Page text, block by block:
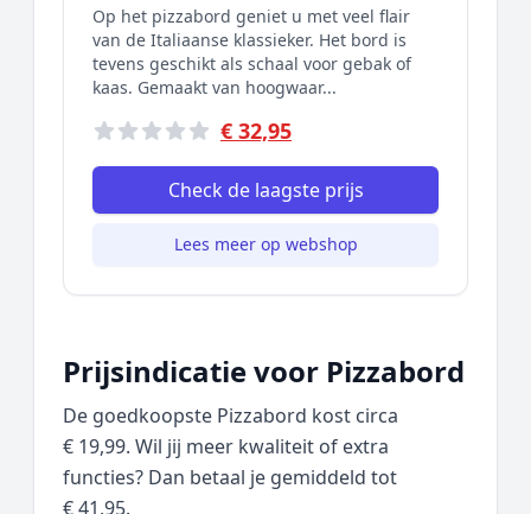
Op het pizzabord geniet u met veel flair
van de Italiaanse klassieker. Het bord is
tevens geschikt als schaal voor gebak of
kaas. Gemaakt van hoogwaar...
€ 32,95
Check de laagste prijs
Lees meer op webshop
Prijsindicatie voor Pizzabord
De goedkoopste Pizzabord kost circa
€ 19,99. Wil jij meer kwaliteit of extra
functies? Dan betaal je gemiddeld tot
€ 41,95.